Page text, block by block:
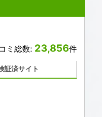
ミ総数: 23,856件
証済サイト